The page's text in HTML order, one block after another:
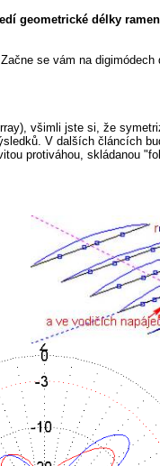
geometrické délky
se vám na
všimli jste si, že
V dalších článcích
protiváhou, skládanou